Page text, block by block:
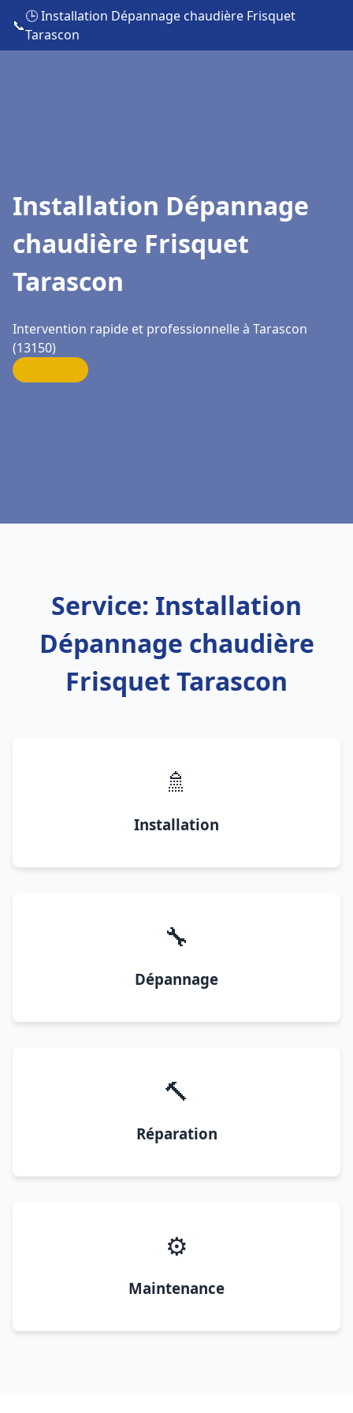
📞
🕒 Installation Dépannage chaudière Frisquet
Tarascon
Installation Dépannage
chaudière Frisquet
Tarascon
Intervention rapide et professionnelle à Tarascon
(13150)
Service: Installation
Dépannage chaudière
Frisquet Tarascon
🚿
Installation
🔧
Dépannage
🔨
Réparation
⚙️
Maintenance